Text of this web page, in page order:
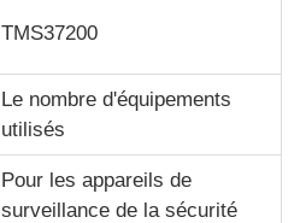
TMS37200
Le nombre d'équipements
utilisés
Pour les appareils de
surveillance de la sécurité